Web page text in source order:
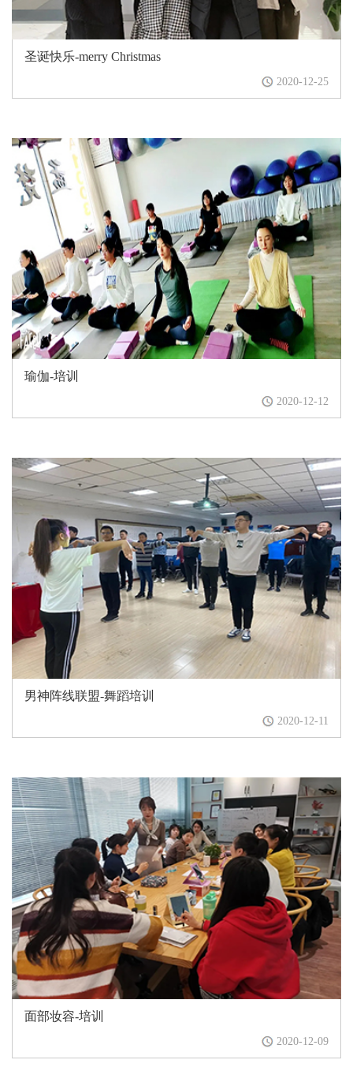
圣诞快乐-merry Christmas
2020-12-25
瑜伽-培训
2020-12-12
男神阵线联盟-舞蹈培训
2020-12-11
面部妆容-培训
2020-12-09